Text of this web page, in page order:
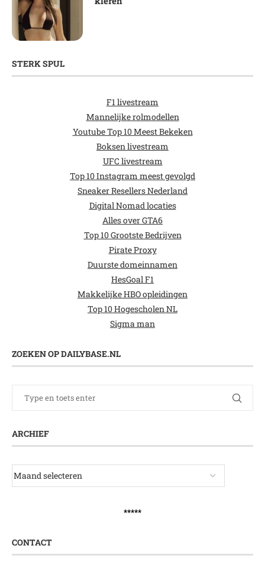
STERK SPUL
F1 livestream
Mannelijke rolmodellen
Youtube Top 10 Meest Bekeken
Boksen livestream
UFC livestream
Top 10 Instagram meest gevolgd
Sneaker Resellers Nederland
Digital Nomad locaties
Alles over GTA6
Top 10 Grootste Bedrijven
Pirate Proxy
Duurste domeinnamen
HesGoal F1
Makkelijke HBO opleidingen
Top 10 Hogescholen NL
Sigma man
ZOEKEN OP DAILYBASE.NL
ARCHIEF
*****
CONTACT